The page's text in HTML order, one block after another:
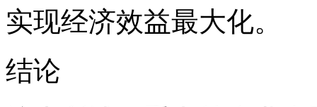
实现经济效益最大化。
结论